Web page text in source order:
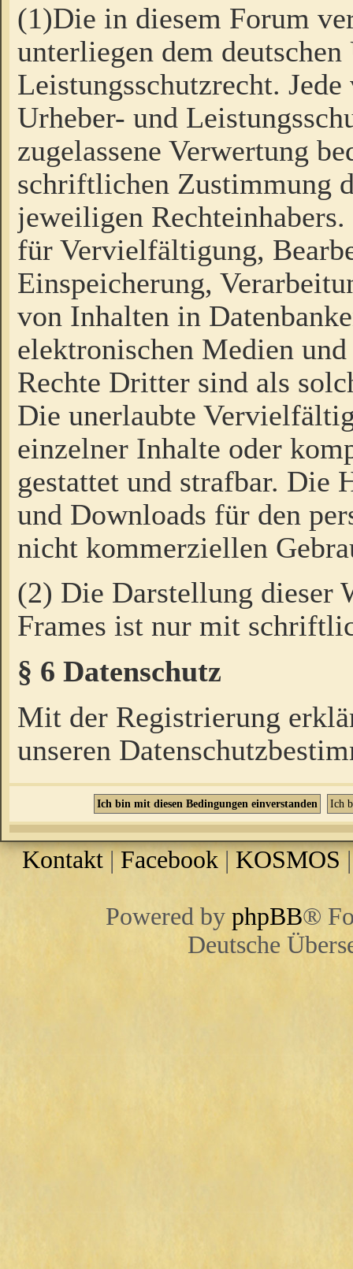
(1)Die in diesem Forum
unterliegen dem
Leistungsschutzrecht.
Urheber- und
zugelassene Verwertung
schriftlichen Zustimmung
jeweiligen
für Vervielfältigung,
Einspeicherung,
von Inhalten in
elektronischen Medien
Rechte Dritter sind als
Die unerlaubte
einzelner Inhalte oder
gestattet und strafbar. Die
und Downloads für den
nicht kommerziellen
(2) Die Darstellung dieser
Frames ist nur mit
§ 6 Datenschutz
Mit der Registrierung
unseren
Kontakt |Facebook | KOSMOS
Powered by phpBB®
Deutsche